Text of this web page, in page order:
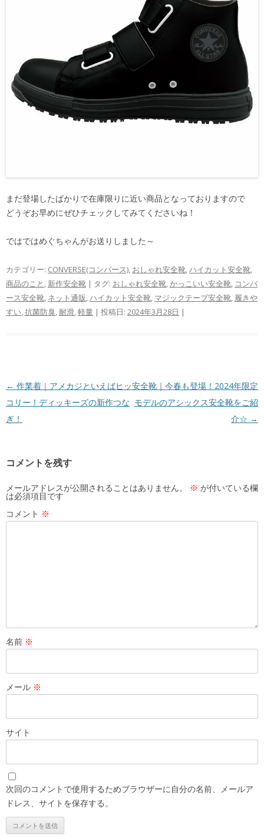
まだ登場したばかりで在庫限りに近い商品となっておりますので
どうぞお早めにぜひチェックしてみてくださいね！
ではではめぐちゃんがお送りしました～
カテゴリー: CONVERSE(コンバース), おしゃれ安全靴,ハイカット安全靴,
商品のこと , 新作安全靴 | タグ: おしゃれ安全靴,かっこいい安全靴, コンバ
ース安全靴, ネット通販,ハイカット安全靴, マジックテープ安全靴, 履きや
すい,抗菌防臭,耐滑,軽量 | 投稿日: 2024年3月28日 |
投
稿
ナ
ー
シ
ョ
ン
← 作業着｜アメカジといえばヒッ
コリー！ディッキーズの新作つな
ぎ！
安全靴｜今春も登場！2024年限定
モデルのアシックス安全靴をご紹
介☆ →
コメントを残す
メールアドレスが公開されることはありません。 ※ が付いている欄
は必須項目です
コメント ※
名前 ※
メール ※
サイト
次回のコメントで使用するためブラウザーに自分の名前、メールア
ドレス、サイトを保存する。